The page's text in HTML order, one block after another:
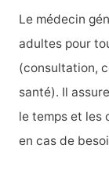
h
e
r
:
Le médecin
adultes pour
(consultation,
santé). Il
le temps et les
en cas de